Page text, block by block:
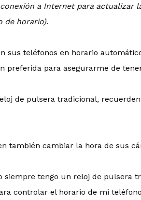
a Internet para actualizar
de horario).
sus teléfonos en horario
preferida para asegurarme de
de pulsera tradicional,
también cambiar la hora de sus
siempre tengo un reloj de pulsera
controlar el horario de mi